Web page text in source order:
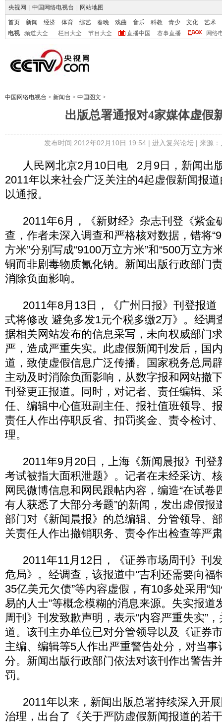
央视网 中国网络电视台 网站地图
首页 新闻 经济 体育 综艺 春晚 戏曲 音乐 科教 青少 文化
艺术
电视
频道大全 栏目大全 节目大全 直播中国 赛事直播 网络
中国网络电视台 > 新闻台 > 中国图文 >
出版总署通报对4家媒体虚假
发布时间:2012年02月10日 19:54 | 进入复兴论坛| 来源
人民网北京2月10日电 2月9日，新闻出
2011年以来社会广泛关注的4起虚假新闻报
以通报。
2011年6月，《新财经》杂志刊登《紫金
查，作者未深入调查和严格核对数据，错将
方米”分别写成“9100万立方米”和“500万立方
铜而非剧毒物质氰化钠。新闻出版行政部门
消除负面影响。
2011年8月13日，《广州日报》刊登报道
式将修改 避免多发1元个税多缴2万》。经调
据相关网站发布的信息采写，未向权威部门
严，造成严重失实。此虚假新闻刊发后，国
道，致使虚假信息广泛传播。国家税务总局
主动及时消除负面影响，从数字报和网站撤
刊登更正报道。同时，对记者、责任编辑、
任、编辑中心值班副主任、报社值班领导、
责任人作出停职反省、扣罚奖金、责令检讨
理。
2011年9月20日，上海《新闻晨报》刊登
考试被指大面积泄题》。记者在未经采访、
网民微博信息和网民跟帖内容，编造“在试卷
有人获悉了大部分考题”的新闻，发出虚假报
部门对《新闻晨报》的总编辑、分管领导、
关责任人作出撤销职务、责令作出检查等严
2011年11月12日，《证券市场周刊》刊
危局》。经调查，该报道中“吉利还需要向福
35亿美元欠债”等内容虚假，有10多处采用“
易的人士”等概念模糊的消息来源。失实报道
周刊》刊发致歉声明，表示“内容严重失实”
道。该刊主办单位已对分管领导以及《证券
主编、编辑等5人作出严重警告处分，对当
分。新闻出版行政部门依法对该刊作出警告
罚。
2011年以来，新闻出版总署持续深入开展
治理，出台了《关于严防虚假新闻报道的若